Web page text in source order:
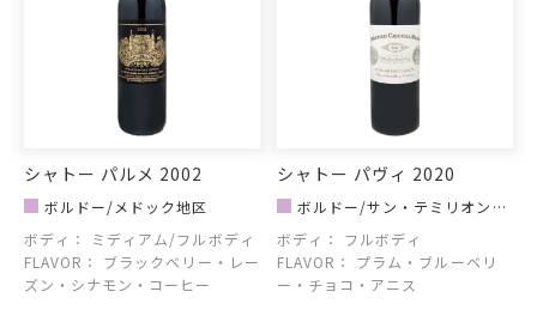
シャトー パルメ 2002
ボルドー/メドック地区
ボディ：
ミディアム/フルボディ
FLAVOR：
ブラックベリー・レー
ズン・シナモン・コーヒー
シャトー パヴィ 2020
ボルドー/サン・テミリオン地
区
ボディ：
フルボディ
FLAVOR：
プラム・ブルーベリ
ー・チョコ・アニス